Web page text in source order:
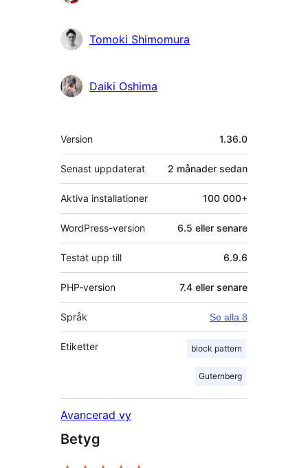
Tomoki Shimomura
Daiki Oshima
Meta
Version 1.36.0
Senast uppdaterat 2 månader sedan
Aktiva installationer 100 000+
WordPress-version 6.5 eller senare
Testat upp till 6.9.6
PHP-version 7.4 eller senare
Språk Se alla 8
Etiketter block pattern
Guternberg
Avancerad vy
Betyg